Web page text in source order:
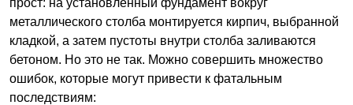
металлического столба монтируется кирпич, выбранной
кладкой, а затем пустоты внутри столба заливаются
бетоном. Но это не так. Можно совершить множество
ошибок, которые могут привести к фатальным
последствиям: